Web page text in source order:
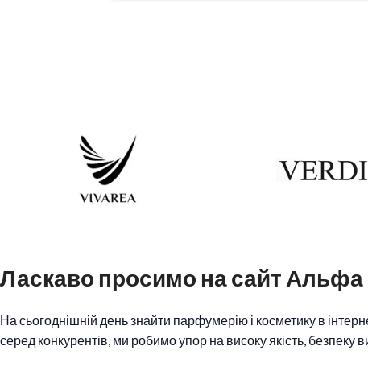
Ласкаво просимо на сайт
На сьогоднішній день знайти парфумерію і косметику в
серед конкурентів, ми робимо упор на високу якість, безпеку